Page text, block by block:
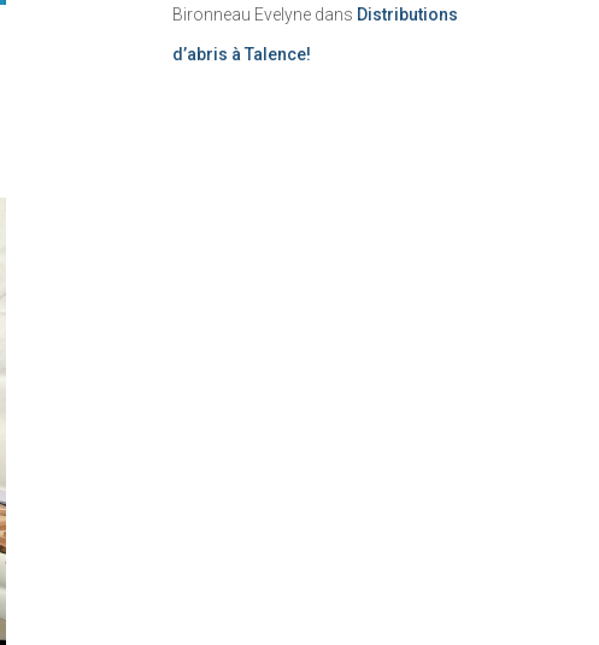
Bironneau Evelynedans Distributions
d’abris à Talence!